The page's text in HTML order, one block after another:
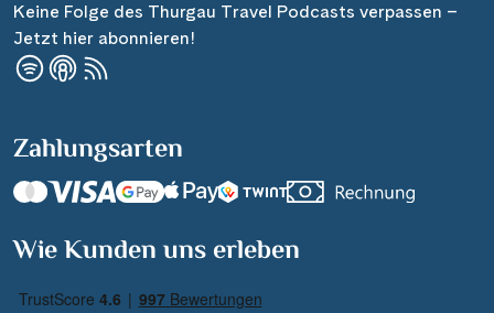
Keine Folge des Thurgau Travel Podcasts verpassen –
Jetzt hier abonnieren!
Zahlungsarten
Wie Kunden uns erleben